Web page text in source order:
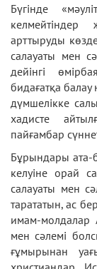
Бүгінде
арттыруды
салауаты мен
дейінгі
бидағатқа балау
дүмшелікке
хадисте
пайғамбар
Бұрындары ата-
келуіне орай
салауаты мен
тарататын, ас
имам-молдалар
мен сәлемі
ғұмырынан